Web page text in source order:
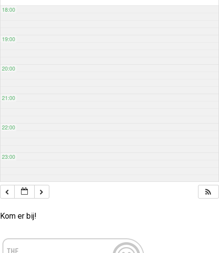
18:00
19:00
20:00
21:00
22:00
23:00
Kom er bij!